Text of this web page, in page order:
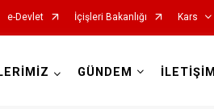
e-Devlet İçişleri Bakanlığı Kars
GÜNDEM İLETİŞİM